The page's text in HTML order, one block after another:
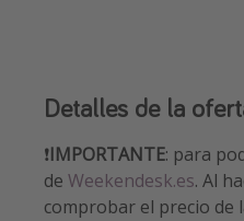
Detalles de la
❗️IMPORTANTE: para
de Weekendesk.es. Al
comprobar el precio de